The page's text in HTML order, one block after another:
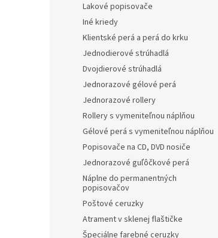
Lakové popisovače
Iné kriedy
Klientské perá a perá do krku
Jednodierové strúhadlá
Dvojdierové strúhadlá
Jednorazové gélové perá
Jednorazové rollery
Rollery s vymeniteľnou náplňou
Gélové perá s vymeniteľnou náplňou
Popisovače na CD, DVD nosiče
Jednorazové guľôčkové perá
Náplne do permanentných
popisovačov
Poštové ceruzky
Atrament v sklenej flaštičke
Špeciálne farebné ceruzky